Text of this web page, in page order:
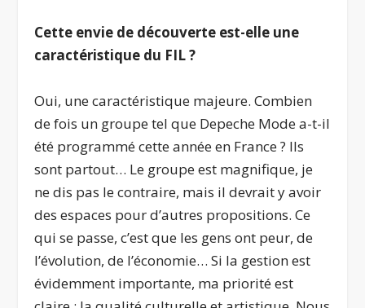
Cette envie de découverte est-elle une
caractéristique du FIL ?
Oui, une caractéristique majeure. Combien
de fois un groupe tel que Depeche Mode a-t-il
été programmé cette année en France ? Ils
sont partout… Le groupe est magnifique, je
ne dis pas le contraire, mais il devrait y avoir
des espaces pour d’autres propositions. Ce
qui se passe, c’est que les gens ont peur, de
l’évolution, de l’économie… Si la gestion est
évidemment importante, ma priorité est